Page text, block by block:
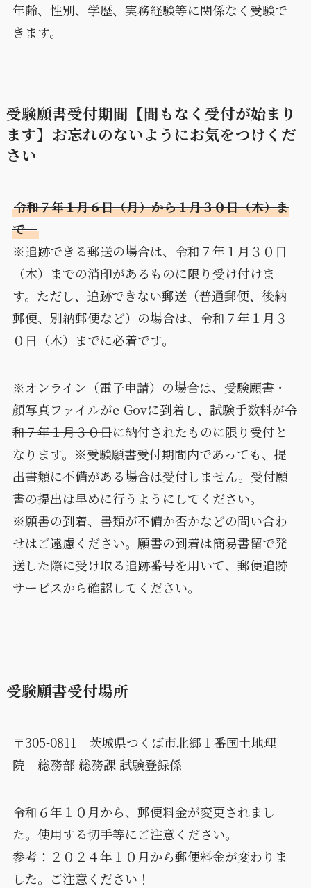
年齢、性別、学歴、実務経験等に関係なく受験で
きます。
受験願書受付期間【間もなく受付が始まり
ます】お忘れのないようにお気をつけくだ
さい
令和７年１月６日（月）から１月３０日（木）ま
で
※追跡できる郵送の場合は、 令和７年１月３０日
（木）までの消印があるものに限り受け付けま
す。ただし、追跡できない郵送（普通郵便、後納
郵便、別納郵便など）の場合は、令和７年１月３
０日（木）までに必着です。
※オンライン（電子申請）の場合は、受験願書・
顔写真ファイルがe-Govに到着し、試験手数料が令
和７年１月３０日に納付されたものに限り受付と
なります。※受験願書受付期間内であっても、提
出書類に不備がある場合は受付しません。受付願
書の提出は早めに行うようにしてください。
※願書の到着、書類が不備か否かなどの問い合わ
せはご遠慮ください。願書の到着は簡易書留で発
送した際に受け取る追跡番号を用いて、郵便追跡
サービスから確認してください。
受験願書受付場所
〒305-0811 茨城県つくば市北郷１番国土地理
院 総務部 総務課 試験登録係
令和６年１０月から、郵便料金が変更されまし
た。使用する切手等にご注意ください。
参考：２０２４年１０月から郵便料金が変わりま
した。ご注意ください！